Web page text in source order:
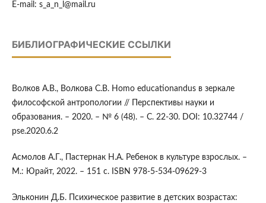
E-mail: s_a_n_l@mail.ru
БИБЛИОГРАФИЧЕСКИЕ ССЫЛКИ
Волков А.В., Волкова С.В. Homo educationandus в зеркале
философской антропологии // Перспективы науки и
образования. – 2020. – № 6 (48). – C. 22-30. DOI: 10.32744 /
pse.2020.6.2
Асмолов А.Г., Пастернак Н.А. Ребенок в культуре взрослых. –
М.: Юрайт, 2022. – 151 с. ISBN 978-5-534-09629-3
Эльконин Д.Б. Психическое развитие в детских возрастах: